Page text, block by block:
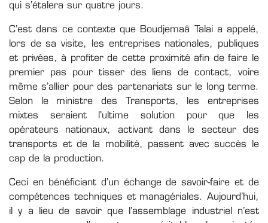
qui s’étalera sur quatre jours.
C’est dans ce contexte que Boudjemaâ Talai a appelé,
lors de sa visite, les entreprises nationales, publiques
et privées, à profiter de cette proximité afin de faire le
premier pas pour tisser des liens de contact, voire
même s’allier pour des partenariats sur le long terme.
Selon le ministre des Transports, les entreprises
mixtes seraient l’ultime solution pour que les
opérateurs nationaux, activant dans le secteur des
transports et de la mobilité, passent avec succès le
cap de la production.
Ceci en bénéficiant d’un échange de savoir-faire et de
compétences techniques et managériales. Aujourd’hui,
il y a lieu de savoir que l’assemblage industriel n’est